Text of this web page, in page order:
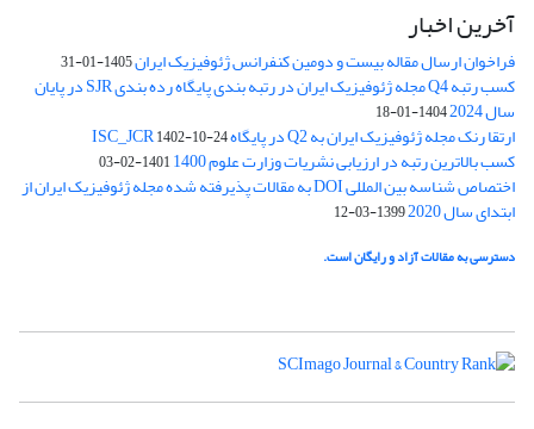
آخرین اخبار
فراخوان ارسال مقاله بیست و دومین کنفرانس ژئوفیزیک ایران1405-01-31
کسب رتبه Q4 مجله ژئوفیزیک ایران در رتبه بندی پایگاه رده بندی SJR در پایان
سال 2024 1404-01-18
ارتقا رنک مجله ژئوفیزیک ایران به Q2 در پایگاه ISC_JCR 1402-10-24
کسب بالاترین رتبه در ارزیابی نشریات وزارت علوم 1400 1401-02-03
اختصاص شناسه بین المللی DOI به مقالات پذیرفته شده مجله ژئوفیزیک ایران از
ابتدای سال 2020 1399-03-12
دسترسی به مقالات آزاد و رایگان است.